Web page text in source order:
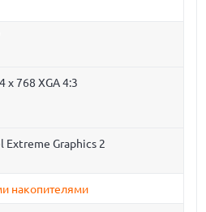
x 768 XGA 4:3
Extreme Graphics 2
накопителями